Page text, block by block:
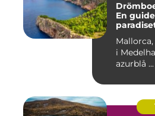
En
i
azurblå ...